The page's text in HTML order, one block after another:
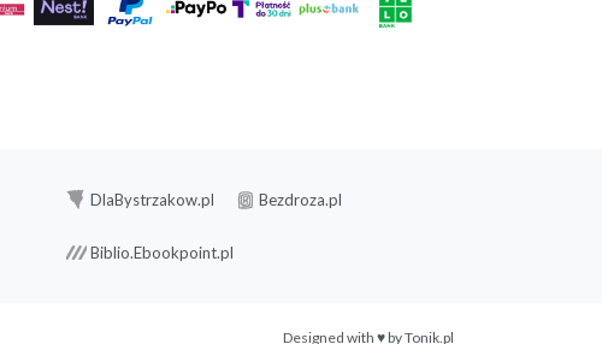
DlaBystrzakow.pl Bezdroza.pl
Biblio.Ebookpoint.pl
Designed with ♥ byTonik.pl